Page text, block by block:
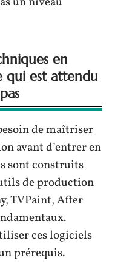
en
qui est attendu
de maîtriser
avant d’entrer en
sont construits
de production
TVPaint, After
ces logiciels
prérequis.